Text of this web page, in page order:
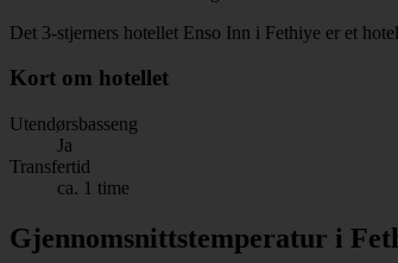
Det 3-stjerners hotellet Enso Inn i Fethiye er et
Kort om hotellet
Utendørsbasseng
Ja
Transfertid
ca. 1 time
Gjennomsnittstemperatur i